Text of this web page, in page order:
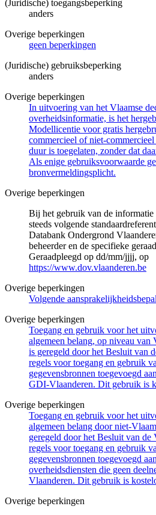
(Juridische) toegangsbeperking
anders
Overige beperkingen
geen beperkingen
(Juridische) gebruiksbeperking
anders
Overige beperkingen
In uitvoering van het Vlaamse
overheidsinformatie, is het
Modellicentie voor gratis
commercieel of niet-
duur is toegelaten, zonder dat
Als enige gebruiksvoorwaarde
bronvermeldingsplicht.
Overige beperkingen
Bij het gebruik van de
steeds volgende
Databank Ondergrond
beheerder en de specifieke
Geraadpleegd op dd/mm/jjjj, op
https://www.dov.vlaanderen.be
Overige beperkingen
Volgende
Overige beperkingen
Toegang en gebruik voor het
algemeen belang, op niveau van
is geregeld door het Besluit van
regels voor toegang en gebruik
gegevensbronnen toegevoegd
GDI-Vlaanderen. Dit gebruik is
Overige beperkingen
Toegang en gebruik voor het
algemeen belang door niet-
geregeld door het Besluit van de
regels voor toegang en gebruik
gegevensbronnen toegevoegd
overheidsdiensten die geen
Vlaanderen. Dit gebruik is
Overige beperkingen